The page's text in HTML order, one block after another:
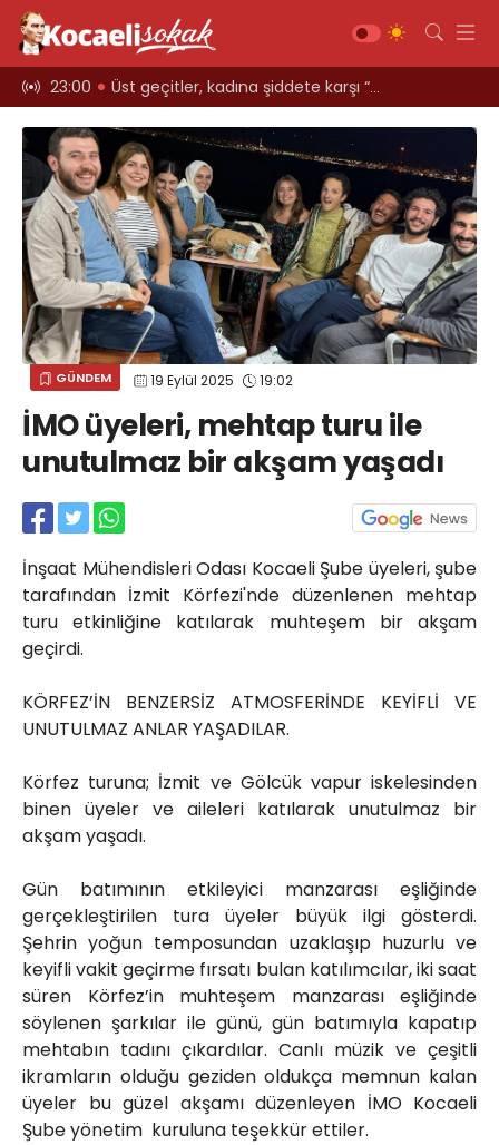
23:00 Üst geçitler, kadına şiddete karşı “turuncu” renkle aydınlatıldı;
GÜNDEM 19 Eylül 2025 19:02
İMO üyeleri, mehtap turu ile
unutulmaz bir akşam yaşadı
İnşaat Mühendisleri Odası Kocaeli Şube üyeleri, şube
tarafından İzmit Körfezi'nde düzenlenen mehtap
turu etkinliğine katılarak muhteşem bir akşam
geçirdi.
KÖRFEZ’İN BENZERSİZ ATMOSFERİNDE KEYİFLİ VE
UNUTULMAZ ANLAR YAŞADILAR.
Körfez turuna; İzmit ve Gölcük vapur iskelesinden
binen üyeler ve aileleri katılarak unutulmaz bir
akşam yaşadı.
Gün batımının etkileyici manzarası eşliğinde
gerçekleştirilen tura üyeler büyük ilgi gösterdi.
Şehrin yoğun temposundan uzaklaşıp huzurlu ve
keyifli vakit geçirme fırsatı bulan katılımcılar, iki saat
süren Körfez’in muhteşem manzarası eşliğinde
söylenen şarkılar ile günü, gün batımıyla kapatıp
mehtabın tadını çıkardılar. Canlı müzik ve çeşitli
ikramların olduğu geziden oldukça memnun kalan
üyeler bu güzel akşamı düzenleyen İMO Kocaeli
Şube yönetim kuruluna teşekkür ettiler.
Siyaset
Asayiş
Ekonomi
Sağlık
Magazin
Spor
Diğer
Teknoloji
Kültür-Sanat
Akkavaklar Caddesi No:17/4 İzmit-
KOCAELİ
kocaelisokak@gmail.com